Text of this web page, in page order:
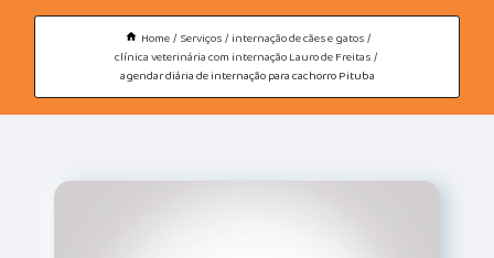
Home Serviços
internação de cães e gatos
clínica veterinária com internação Lauro de Freitas
agendar diária de internação para cachorro Pituba